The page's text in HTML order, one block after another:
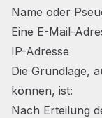
Name oder
Eine E-Mail-
IP-Adresse
Die Grundlage,
können, ist:
Nach Erteilung